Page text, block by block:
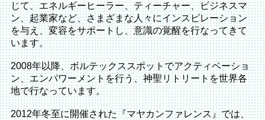
じて、エネルギーヒーラー、ティーチャー、ビジネスマ
ン、起業家など、さまざまな人々にインスピレーション
を与え、変容をサポートし、意識の覚醒を行なってきて
います。
2008年以降、ボルテックススポットでアクティベーショ
ン、エンパワーメントを行う、神聖リトリートを世界各
地で行なっています。
2012年冬至に開催された『マヤカンファレンス』では、